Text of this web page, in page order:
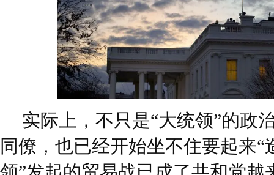
实际上，不只是“大统领”的政
同僚，也已经开始坐不住要起来“